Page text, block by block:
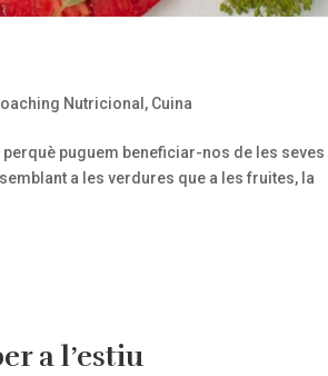
Nutricional , Cuina
puguem beneficiar-nos de les seves
a les verdures que a les fruites, la
a l’estiu